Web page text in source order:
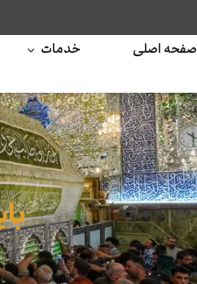
صفحه اصلی خدمات